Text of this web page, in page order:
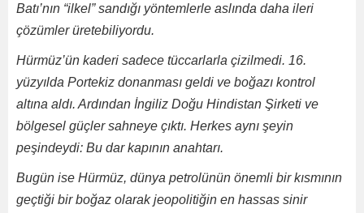
Batı’nın “ilkel” sandığı yöntemlerle aslında daha ileri
çözümler üretebiliyordu.
Hürmüz’ün kaderi sadece tüccarlarla çizilmedi. 16.
yüzyılda Portekiz donanması geldi ve boğazı kontrol
altına aldı. Ardından İngiliz Doğu Hindistan Şirketi ve
bölgesel güçler sahneye çıktı. Herkes aynı şeyin
peşindeydi: Bu dar kapının anahtarı.
Bugün ise Hürmüz, dünya petrolünün önemli bir kısmının
geçtiği bir boğaz olarak jeopolitiğin en hassas sinir